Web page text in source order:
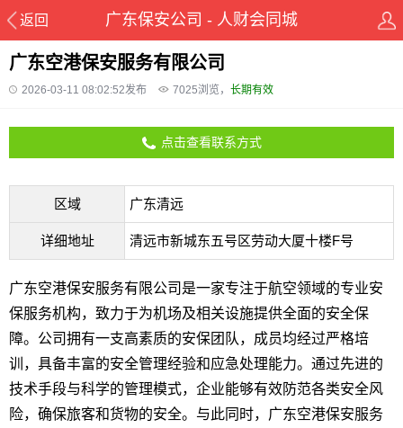
广东空港保安服务有限公司
2026-03-11 08:02:52发布 7025浏览， 长期有效
点击查看联系方式
区域 广东清远
详细地址 清远市新城东五号区劳动大厦十楼F号
广东空港保安服务有限公司是一家专注于航空领域的专业安
保服务机构，致力于为机场及相关设施提供全面的安全保
障。公司拥有一支高素质的安保团队，成员均经过严格培
训，具备丰富的安全管理经验和应急处理能力。通过先进的
技术手段与科学的管理模式，企业能够有效防范各类安全风
险，确保旅客和货物的安全。与此同时，广东空港保安服务
返回 广东保安公司 - 人财会同城